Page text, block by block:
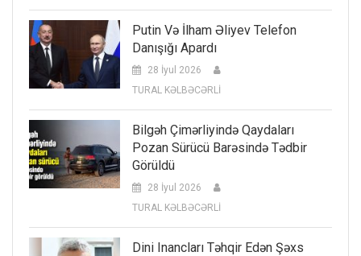
Putin Və İlham Əliyev Telefon
Danışığı Apardı
28 İyul 2026
TURAL KƏLBƏCƏRLİ
Bilgəh Çimərliyində Qaydaları
Pozan Sürücü Barəsində Tədbir
Görüldü
28 İyul 2026
TURAL KƏLBƏCƏRLİ
Dini Inancları Təhqir Edən Şəxs